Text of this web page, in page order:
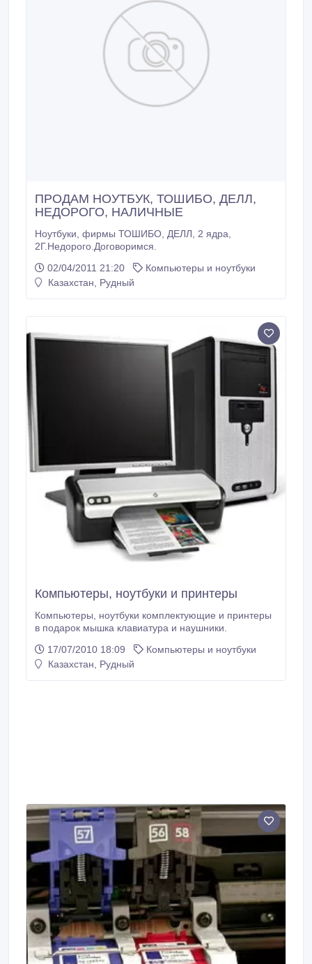
ПРОДАМ НОУТБУК, ТОШИБО, ДЕЛЛ,
НЕДОРОГО, НАЛИЧНЫЕ
Ноутбуки, фирмы ТОШИБО, ДЕЛЛ, 2 ядра,
2Г.Недорого.Договоримся.
02/04/2011 21:20
Компьютеры и ноутбуки
Казахстан, Рудный
Компьютеры, ноутбуки и принтеры
Компьютеры, ноутбуки комплектующие и принтеры
в подарок мышка клавиатура и наушники.
17/07/2010 18:09
Компьютеры и ноутбуки
Казахстан, Рудный